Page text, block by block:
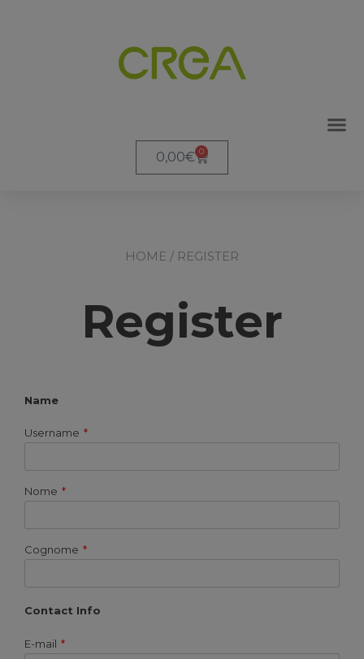
0,00€ 0
HOME / REGISTER
Register
Name
Username *
Nome *
Cognome *
Contact Info
E-mail *